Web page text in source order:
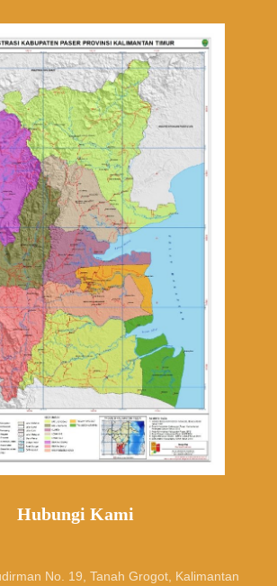
Hubungi Kami
No. 19, Tanah Grogot, Kalimantan